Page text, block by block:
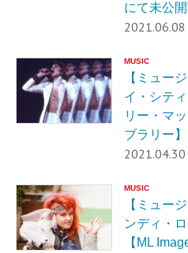
にて未公
2021.06.08
MUSIC
【ミュー
イ・シテ
リー・マ
ブラリー】
2021.04.30
MUSIC
【ミュー
ンディ・
【ML